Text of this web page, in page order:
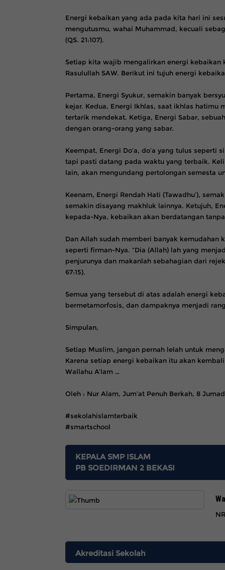
Energi kebaikan yang ada pada kita hari ini
mengutusmu, wahai Muhammad, kecuali
(QS. 21:107).
Setiap kita wajib mengalirkan energi
Rasulullah SAW. Berikut ini tujuh energi
Pertama, Energi Syukur, semakin banyak
kejar. Kedua, Energi Ikhlas, saat ikhlas hatimu
tertarik mendekat. Ketiga, Energi Sabar,
dengan orang-orang yang sabar.
Keempat, Energi Do’a, do’a yang tulus
tapi pasti datang pada waktu yang terbaik.
lain, akan mengundang pertolongan semesta
Keenam, Energi Rendah Hati (Tawadhu’),
semakin disayang makhluk lainnya. Ketujuh,
kepada-Nya, kebaikan akan berdatangan
Dan Allah sudah memberi banyak
seperti firman-Nya. “Dia (Allah) lah yang
penjurunya dan makanlah sebahagian dari
67:15).
Semua yang tersebut di atas adalah energi
bermetamorfosis, dan dampaknya menjadi
Simpulan,
Setiap Muslim, jangan pernah lelah untuk
Karena setiap energi kebaikan itu akan
Wallahu A’lam …
Oleh : Nur Alam, Jum’at Penuh Berkah, 8
#sekolahislamterbaik
#smartschool
KEPALA SMP ISLAM
PB SOEDIRMAN 2 BEKASI
Akreditasi Sekolah